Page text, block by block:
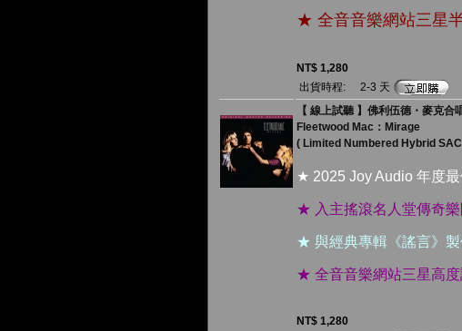
★ 全音音樂網站三星
NT$ 1,280
出貨時程:
2-3 天
【 線上試聽 】佛利伍德・麥克
Fleetwood Mac：Mirage
( Limited Numbered Hybrid
★ 2025 Joy Audio 年度最
★ 入主搖滾名人堂傳奇樂
★ 與經典專輯《謠言》製
★ 全音音樂網站三星高度
NT$ 1,280